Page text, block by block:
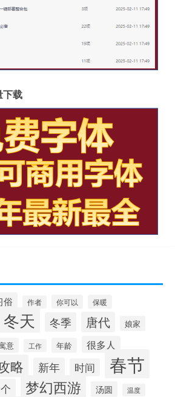
下载
俗 作者 你可以 保暖
冬天 冬季 唐代 娘家
意 工作 年龄 很多人
略 新年 时间 春节
梦幻西游 汤圆 温度